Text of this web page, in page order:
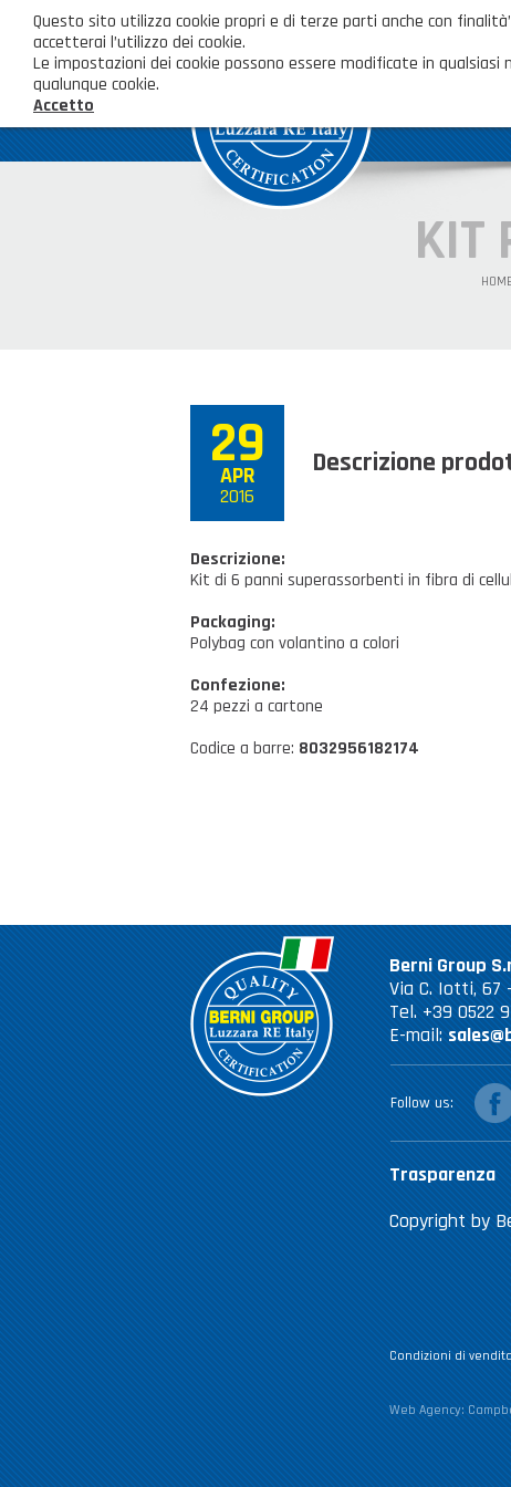
KIT
HOME
29
APR
2016
Descrizione
Descrizione:
Kit di 6 panni superassorbenti in fibra di
Packaging:
Polybag con volantino a colori
Confezione:
24 pezzi a cartone
Codice a barre: 8032956182174
Berni Group
Via C. Iotti, 67
Tel. +39 0522
E-mail:
Trasparenza
Copyright by
Condizioni di vendita
Web Agency:
Follow us
Questo sito utilizza cookie propri e di terze parti anche con
accetterai l’utilizzo dei cookie.
Le impostazioni dei cookie possono essere modificate in
qualunque cookie.
Accetto